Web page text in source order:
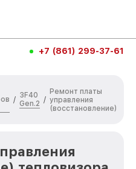
+7 (861) 299-37-61
/
3F40
Gen.2 /
Ремонт платы
управления
(восстановление)